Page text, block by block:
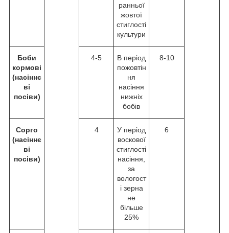
ранньої
жовтої
стиглості
культури
Боби
кормові
(насіннє
ві
посіви)
4-5
В період
пожовтін
ня
насіння
нижніх
бобів
8-10
Сорго
(насіннє
ві
посіви)
4
У період
воскової
стиглості
насіння,
за
вологост
і зерна
не
більше
25%
6